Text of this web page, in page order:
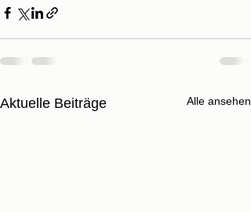
Aktuelle Beiträge Alle ansehen